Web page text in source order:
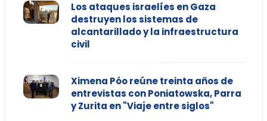
Los ataques israelíes en Gaza
destruyen los sistemas de
alcantarillado y la infraestructura
civil
Ximena Póo reúne treinta años de
entrevistas con Poniatowska, Parra
y Zurita en "Viaje entre siglos"